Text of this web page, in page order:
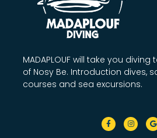
MADAPLOUF will take you
of Nosy Be. Introduction dives,
courses and sea excursions.